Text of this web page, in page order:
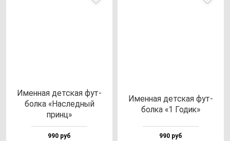
Имен­ная дет­ская фут­
бол­ка «Нас­лед­ный
принц»
990 руб
Имен­ная дет­ская фут­
бол­ка «1 Годик»
990 руб